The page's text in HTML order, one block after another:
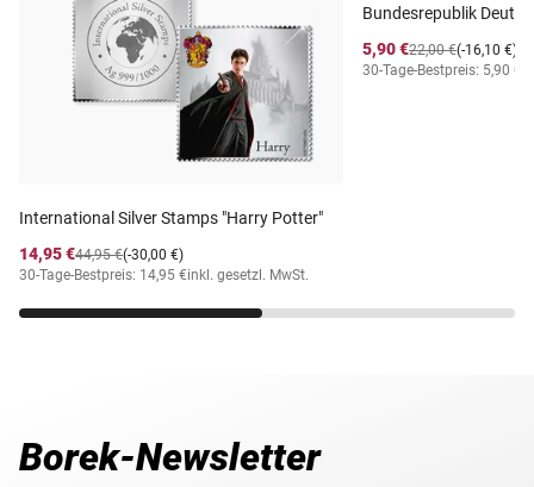
International Silver Stamps "Harry Potter"
14,95 €
(-30,00 €)
44,95 €
30-Tage-Bestpreis: 14,95 €inkl. gesetzl. MwSt.
Bundesrepublik
5,90 €
(-16,10 €)
22,00 €
30-Tage-Bestpreis: 5,90 €
Borek-Newsletter